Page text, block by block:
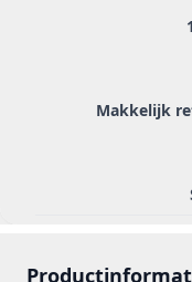
Makkelijk